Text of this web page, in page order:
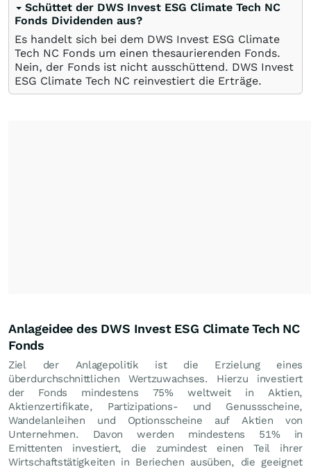
Schüttet der DWS Invest ESG Climate Tech NC
Fonds Dividenden aus?
Es handelt sich bei dem DWS Invest ESG Climate
Tech NC Fonds um einen thesaurierenden Fonds.
Nein, der Fonds ist nicht ausschüttend. DWS Invest
ESG Climate Tech NC reinvestiert die Erträge.
Anlageidee des DWS Invest ESG Climate Tech NC
Fonds
Ziel der Anlagepolitik ist die Erzielung eines
überdurchschnittlichen Wertzuwachses. Hierzu investiert
der Fonds mindestens 75% weltweit in Aktien,
Aktienzertifikate, Partizipations- und Genussscheine,
Wandelanleihen und Optionsscheine auf Aktien von
Unternehmen. Davon werden mindestens 51% in
Emittenten investiert, die zumindest einen Teil ihrer
Wirtschaftstätigkeiten in Beriechen ausüben, die geeignet